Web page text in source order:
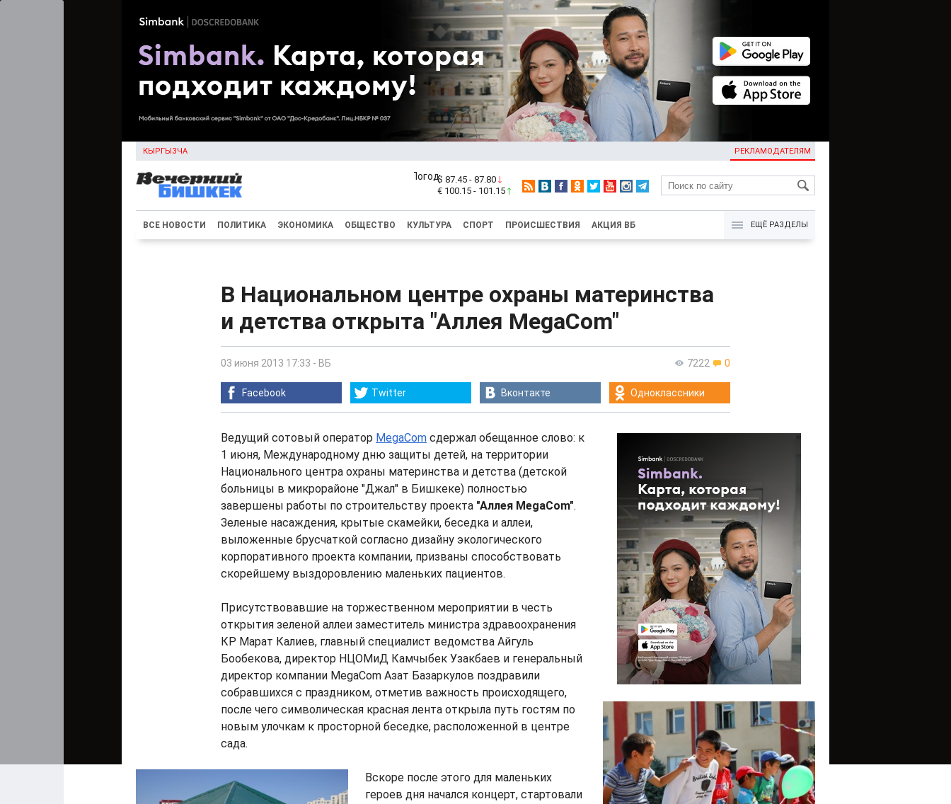
КЫРГЫЗЧА РЕКЛАМОДАТЕЛЯМ
KG
$ 87.45 - 87.80
€ 100.15 - 101.15
ВСЕ НОВОСТИ ПОЛИТИКА ЭКОНОМИКА ОБЩЕСТВО КУЛЬТУРА СПОРТ ПРОИСШЕСТВИЯ АКЦИЯ ВБ ЕЩЁ РАЗДЕЛЫ
В Национальном центре охраны материнства
и детства открыта "Аллея MegaCom"
7222 0
03 июня 2013 17:33 - ВБ
Facebook Twitter Вконтакте Одноклассники
Ведущий сотовый оператор MegaCom сдержал обещанное слово: к
1 июня, Международному дню защиты детей, на территории
Национального центра охраны материнства и детства (детской
больницы в микрорайоне "Джал" в Бишкеке) полностью
завершены работы по строительству проекта "Аллея MegaCom".
Зеленые насаждения, крытые скамейки, беседка и аллеи,
выложенные брусчаткой согласно дизайну экологического
корпоративного проекта компании, призваны способствовать
скорейшему выздоровлению маленьких пациентов.
Присутствовавшие на торжественном мероприятии в честь
открытия зеленой аллеи заместитель министра здравоохранения
КР Марат Калиев, главный специалист ведомства Айгуль
Бообекова, директор НЦОМиД Камчыбек Узакбаев и генеральный
директор компании MegaCom Азат Базаркулов поздравили
собравшихся с праздником, отметив важность происходящего,
после чего символическая красная лента открыла путь гостям по
новым улочкам к просторной беседке, расположенной в центре
сада.
Вскоре после этого для маленьких
героев дня начался концерт, стартовали